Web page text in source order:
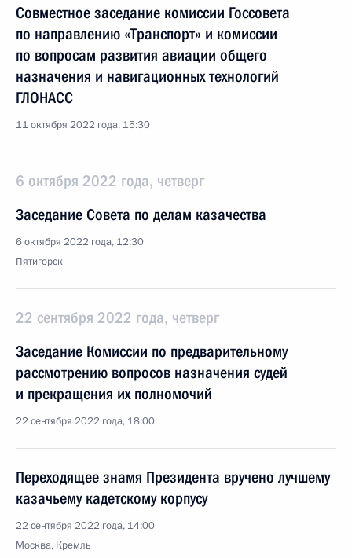
Совместное заседание комиссии Госсовета
по направлению «Транспорт» и комиссии
по вопросам развития авиации общего
назначения и навигационных технологий
ГЛОНАСС
11 октября 2022 года, 15:30
6 октября 2022 года, четверг
Заседание Совета по делам казачества
6 октября 2022 года, 12:30
Пятигорск
22 сентября 2022 года, четверг
Заседание Комиссии по предварительному
рассмотрению вопросов назначения судей
и прекращения их полномочий
22 сентября 2022 года, 18:00
Переходящее знамя Президента вручено лучшему
казачьему кадетскому корпусу
22 сентября 2022 года, 14:00
Москва, Кремль